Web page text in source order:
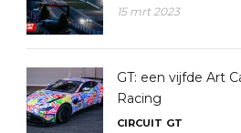
15 mrt 2023
GT: een vijfde Art
Racing
CIRCUIT GT